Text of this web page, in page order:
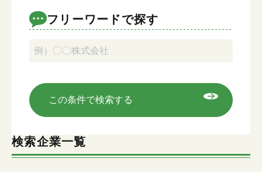
フリーワードで探す
キーワード検索
この条件で検索する
検索企業一覧